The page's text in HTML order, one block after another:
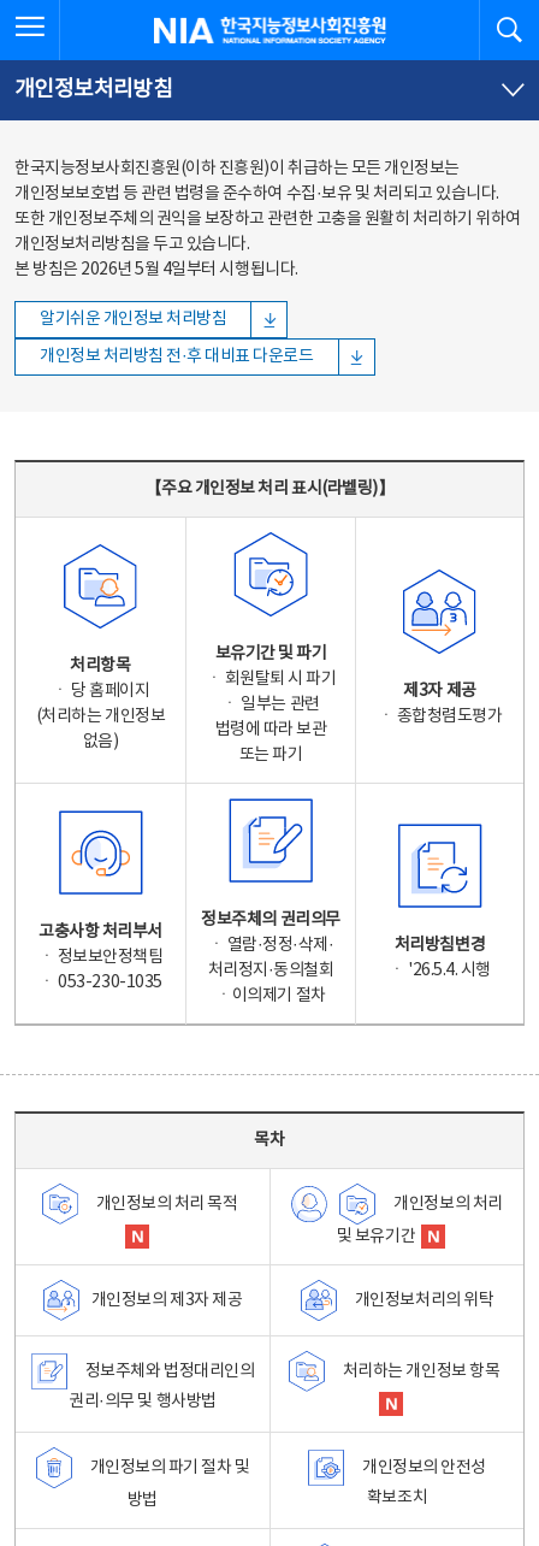
바로가기
바로가기
한국지능정보사회진흥원
개인정보처리방침
한국지능정보사회진흥원(이하 진흥원)이 취급하는 모든 개인정보는
개인정보보호법 등 관련 법령을 준수하여 수집·보유 및 처리되고 있습니다.
또한 개인정보주체의 권익을 보장하고 관련한 고충을 원활히 처리하기 위하여
개인정보처리방침을 두고 있습니다.
본 방침은 2026년 5월 4일부터 시행됩니다.
알기쉬운 개인정보 처리방침
개인정보 처리방침 전·후 대비표 다운로드
【주요 개인정보 처리 표시(라벨링)】
처리항목
ㆍ 당 홈페이지
(처리하는 개인정보
없음)
보유기간 및 파기
ㆍ 회원탈퇴 시 파기
ㆍ 일부는 관련
법령에 따라 보관
또는 파기
제3자 제공
ㆍ 종합청렴도평가
고충사항 처리부서
ㆍ 정보보안정책팀
ㆍ 053-230-1035
정보주체의 권리의무
ㆍ 열람·정정·삭제·
처리정지·동의철회
ㆍ이의제기 절차
처리방침변경
ㆍ '26.5.4. 시행
목차
개인정보의 처리 목적
개인정보의 처리
및 보유기간
개인정보의 제3자 제공 개인정보처리의 위탁
정보주체와 법정대리인의
권리·의무 및 행사방법
처리하는 개인정보 항목
개인정보의 파기 절차 및
방법
개인정보의 안전성
확보조치